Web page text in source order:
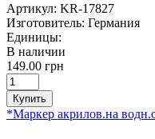
Артикул: KR-17827
Изготовитель: Германия
Единицы:
В наличии
149.00 грн
Купить
*Маркер акрилов.на